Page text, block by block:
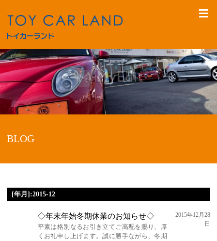
BLOG
[年月]:2015-12
◇年末年始冬期休業のお知らせ◇
平素は格別なるお引き立てご高配を賜り、厚
くお礼申し上げます。誠に勝手ながら、冬期
2015年12月28
日